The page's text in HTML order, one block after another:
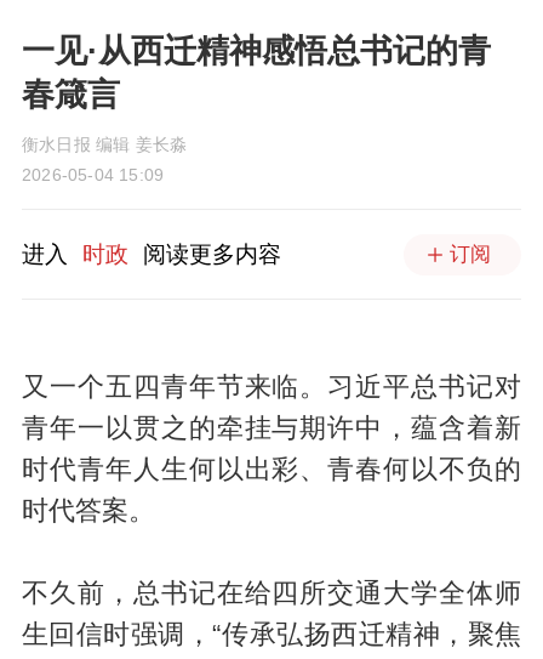
一见·从西迁精神感悟总书记的青
春箴言
衡水日报 编辑 姜长淼
2026-05-04 15:09
进入 时政 阅读更多内容 订阅
又一个五四青年节来临。习近平总书记对
青年一以贯之的牵挂与期许中，蕴含着新
时代青年人生何以出彩、青春何以不负的
时代答案。
不久前，总书记在给四所交通大学全体师
生回信时强调，“传承弘扬西迁精神，聚焦